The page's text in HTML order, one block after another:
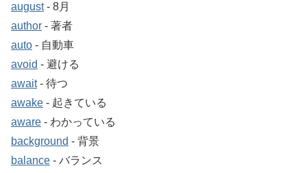
august‐ 8月
author ‐ 著者
auto ‐ 自動車
avoid ‐ 避ける
await‐ 待つ
awake ‐ 起きている
aware ‐ わかっている
background ‐ 背景
balance ‐ バランス